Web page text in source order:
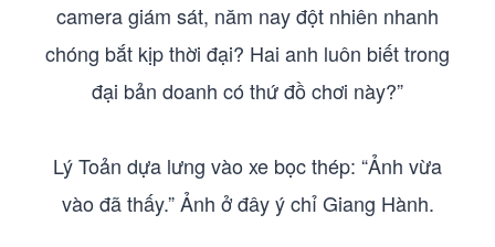
camera giám sát, năm nay đột nhiên nhanh
chóng bắt kịp thời đại? Hai anh luôn biết trong
đại bản doanh có thứ đồ chơi này?”
Lý Toản dựa lưng vào xe bọc thép: “Ảnh vừa
vào đã thấy.” Ảnh ở đây ý chỉ Giang Hành.